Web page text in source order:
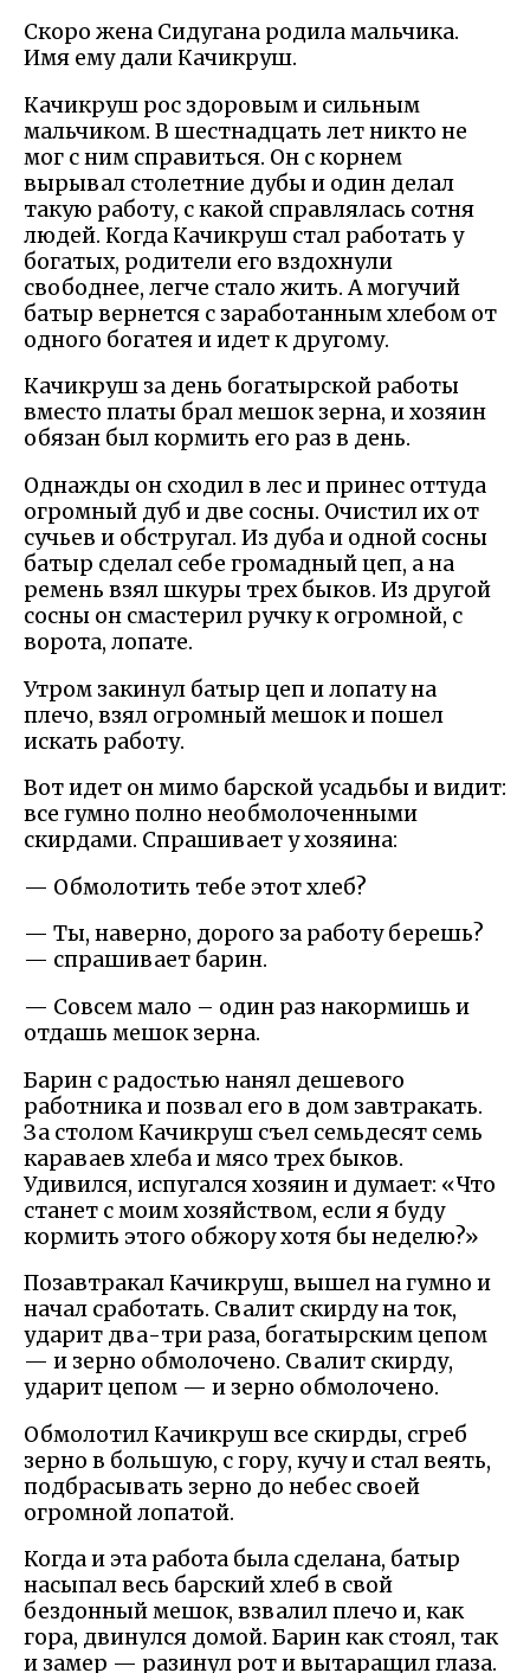
Скоро жена Сидугана родила мальчика.
Имя ему дали Качикруш.
Качикруш рос здоровым и сильным
мальчиком. В шестнадцать лет никто не
мог с ним справиться. Он с корнем
вырывал столетние дубы и один делал
такую работу, с какой справлялась сотня
людей. Когда Качикруш стал работать у
богатых, родители его вздохнули
свободнее, легче стало жить. А могучий
батыр вернется с заработанным хлебом от
одного богатея и идет к другому.
Качикруш за день богатырской работы
вместо платы брал мешок зерна, и хозяин
обязан был кормить его раз в день.
Однажды он сходил в лес и принес оттуда
огромный дуб и две сосны. Очистил их от
сучьев и обстругал. Из дуба и одной сосны
батыр сделал себе громадный цеп, а на
ремень взял шкуры трех быков. Из другой
сосны он смастерил ручку к огромной, с
ворота, лопате.
Утром закинул батыр цеп и лопату на
плечо, взял огромный мешок и пошел
искать работу.
Вот идет он мимо барской усадьбы и видит:
все гумно полно необмолоченными
скирдами. Спрашивает у хозяина:
— Обмолотить тебе этот хлеб?
— Ты, наверно, дорого за работу берешь?
— спрашивает барин.
— Совсем мало – один раз накормишь и
отдашь мешок зерна.
Барин с радостью нанял дешевого
работника и позвал его в дом завтракать.
За столом Качикруш съел семьдесят семь
караваев хлеба и мясо трех быков.
Удивился, испугался хозяин и думает: «Что
станет с моим хозяйством, если я буду
кормить этого обжору хотя бы неделю?»
Позавтракал Качикруш, вышел на гумно и
начал сработать. Свалит скирду на ток,
ударит два-три раза, богатырским цепом
— и зерно обмолочено. Свалит скирду,
ударит цепом — и зерно обмолочено.
Обмолотил Качикруш все скирды, сгреб
зерно в большую, с гору, кучу и стал веять,
подбрасывать зерно до небес своей
огромной лопатой.
Когда и эта работа была сделана, батыр
насыпал весь барский хлеб в свой
бездонный мешок, взвалил плечо и, как
гора, двинулся домой. Барин как стоял, так
и замер — разинул рот и вытаращил глаза.